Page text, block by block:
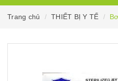
Trang chủ THIẾT BỊ Y TẾ